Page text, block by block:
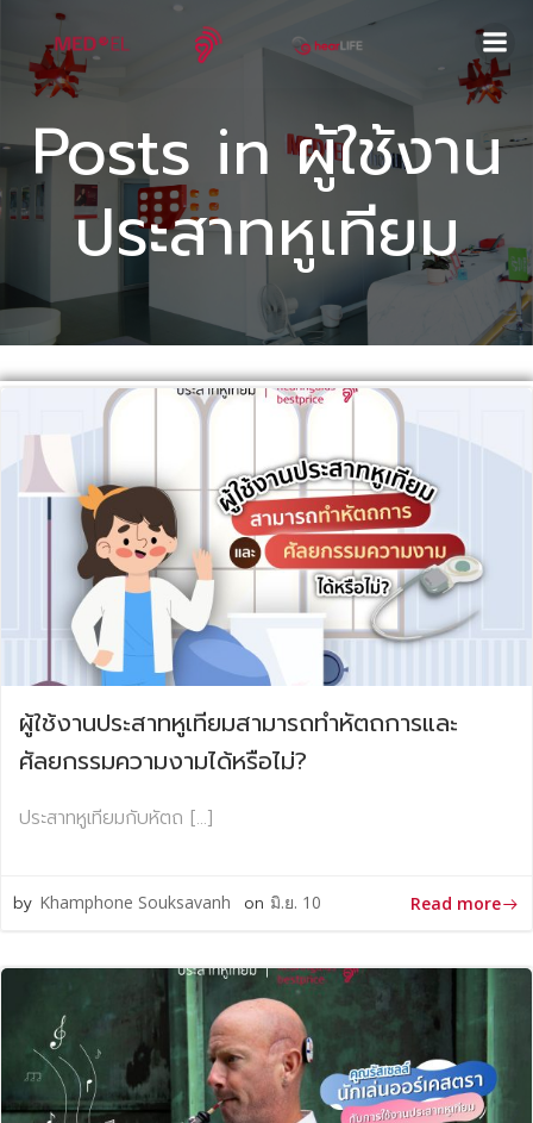
content
Posts in ผู้ใช้งาน
ประสาทหูเทียม
ผู้ใช้งานประสาทหูเทียมสามารถทำหัตถการและ
ศัลยกรรมความงามได้หรือไม่?
ประสาทหูเทียมกับหัตถ […]
by Khamphone Souksavanh on มิ.ย. 10 Read more